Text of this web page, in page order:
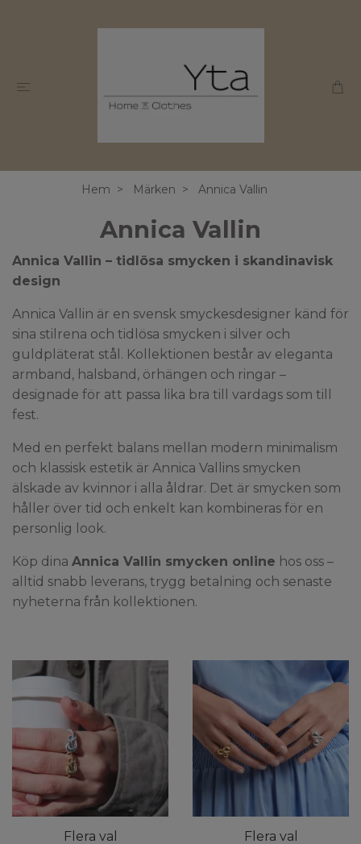
Hem Märken Annica Vallin
Annica Vallin
Annica Vallin – tidlösa smycken i skandinavisk
design
Annica Vallin är en svensk smyckesdesigner känd för
sina stilrena och tidlösa smycken i silver och
guldpläterat stål. Kollektionen består av eleganta
armband, halsband, örhängen och ringar –
designade för att passa lika bra till vardags som till
fest.
Med en perfekt balans mellan modern minimalism
och klassisk estetik är Annica Vallins smycken
älskade av kvinnor i alla åldrar. Det är smycken som
håller över tid och enkelt kan kombineras för en
personlig look.
Köp dina Annica Vallin smycken online hos oss –
alltid snabb leverans, trygg betalning och senaste
nyheterna från kollektionen.
Flera val Flera val